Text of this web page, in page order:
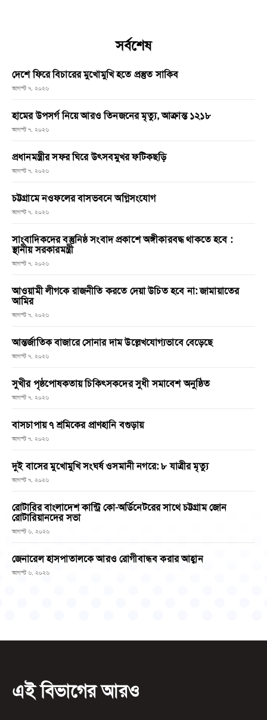
সর্বশেষ
দেশে ফিরে বিচারের মুখোমুখি হতে প্রস্তুত সাকিব
আগস্ট ৭, ২০২৬
হামের উপসর্গ নিয়ে আরও তিনজনের মৃত্যু, আক্রান্ত ১২১৮
আগস্ট ৭, ২০২৬
প্রধানমন্ত্রীর সফর ঘিরে উৎসবমুখর ফটিকছড়ি
আগস্ট ৭, ২০২৬
চট্টগ্রামে নওফলের বাসভবনে অগ্নিসংযোগ
আগস্ট ৭, ২০২৬
সাংবাদিকদের বস্তুনিষ্ঠ সংবাদ প্রকাশে অঙ্গীকারবদ্ধ থাকতে হবে :
স্থানীয় সরকারমন্ত্রী
আগস্ট ৭, ২০২৬
আওয়ামী লীগকে রাজনীতি করতে দেয়া উচিত হবে না: জামায়াতের
আমির
আগস্ট ৭, ২০২৬
আন্তর্জাতিক বাজারে সোনার দাম উল্লেখযোগ্যভাবে বেড়েছে
আগস্ট ৭, ২০২৬
সুখীর পৃষ্ঠপোষকতায় চিকিৎসকদের সুধী সমাবেশ অনুষ্ঠিত
আগস্ট ৭, ২০২৬
বাসচাপায় ৭ শ্রমিকের প্রাণহানি বগুড়ায়
আগস্ট ৭, ২০২৬
দুই বাসের মুখোমুখি সংঘর্ষ ওসমানী নগরে: ৮ যাত্রীর মৃত্যু
আগস্ট ৭, ২০২৬
রোটারির বাংলাদেশ কান্ট্রি কো-অর্ডিনেটরের সাথে চট্টগ্রাম জোন
রোটারিয়ানদের সভা
আগস্ট ৬, ২০২৬
জেনারেল হাসপাতালকে আরও রোগীবান্ধব করার আহ্বান
আগস্ট ৬, ২০২৬
এই বিভাগের আরও